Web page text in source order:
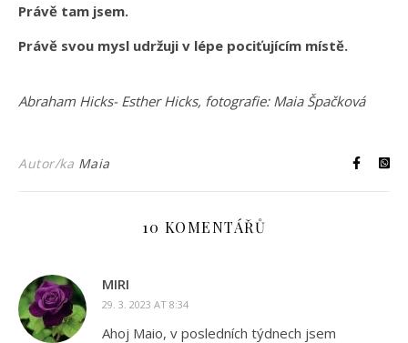
Právě tam jsem.
Právě svou mysl udržuji v lépe pociťujícím místě.
Abraham Hicks- Esther Hicks, fotografie: Maia Špačková
Autor/ka Maia
10 KOMENTÁŘŮ
MIRI
29. 3. 2023 AT 8:34
Ahoj Maio, v posledních týdnech jsem